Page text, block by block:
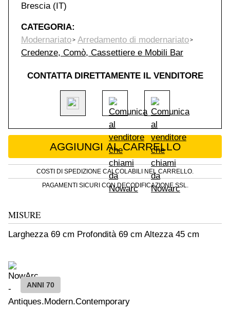
Brescia (IT)
CATEGORIA:
Modernariato
Arredamento di modernariato
Credenze, Comò, Cassettiere e Mobili Bar
CONTATTA DIRETTAMENTE IL VENDITORE
Tavolino bar multifunzione quantity
AGGIUNGI AL CARRELLO
COSTI DI SPEDIZIONE CALCOLABILI NEL CARRELLO.
PAGAMENTI SICURI CON DECODIFICAZIONE SSL.
MISURE
Larghezza 69 cm Profondità 69 cm Altezza 45 cm
ANNI 70